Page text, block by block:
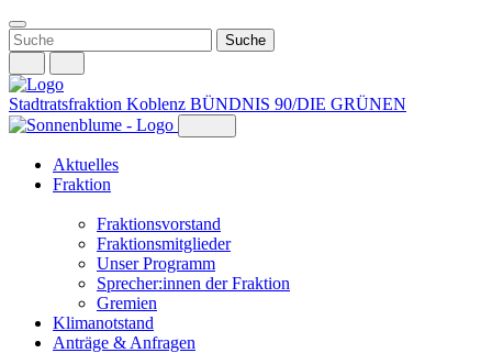
Weiter
zum
Inhalt
Stadtratsfraktion Koblenz BÜNDNIS 90/DIE GRÜNEN
Aktuelles
Fraktion
Fraktionsvorstand
Fraktionsmitglieder
Unser Programm
Sprecher:innen der Fraktion
Gremien
Klimanotstand
Anträge & Anfragen